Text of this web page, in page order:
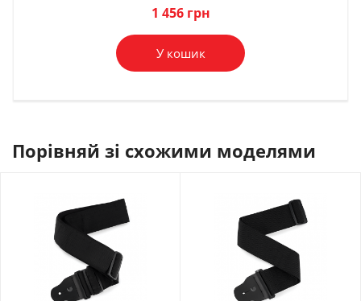
1 456 грн
У кошик
Порівняй зі схожими моделями